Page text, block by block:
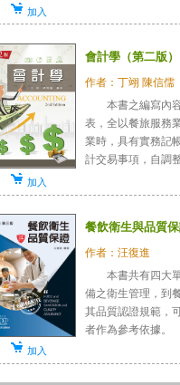
加入
會計學（第二版）
作者：丁翊 陳信儒
本書之編寫內容
表，全以餐旅服務
業時，具有實務
計交易事項，自調
加入
餐飲衛生與品質
作者：汪復進
本書共有四大單
備之衛生管理，到
其品質認證規範，
者作為參考依據
加入